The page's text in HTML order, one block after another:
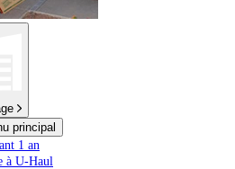
principal
1 an
à U-Haul